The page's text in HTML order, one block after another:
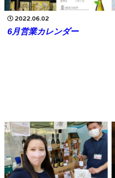
2022.06.02
6月営業カレンダー